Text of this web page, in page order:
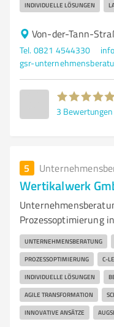
INDIVIDUELLE LÖSUNGEN
Von-der-Tann-
Tel. 0821 4544330
gsr-
3 Bewertungen
5
Wertikalwerk
Prozessoptimierung
UNTERNEHMENSBERATUNG
PROZESSOPTIMIERUNG C-
INDIVIDUELLE LÖSUNGEN
AGILE TRANSFORMATION
INNOVATIVE ANSÄTZE